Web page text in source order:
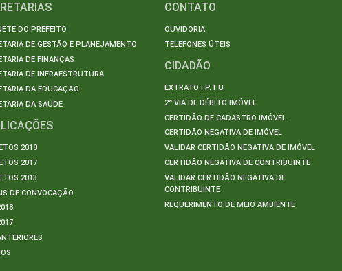
DO PREFEITO
DE GESTÃO E PLANEJAMENTO
DE FINANÇAS
DE INFRAESTRUTURA
DA EDUCAÇÃO
DA SAÚDE
2018
2017
2013
DE CONVOCAÇÃO
CONTATO
OUVIDORIA
TELEFONES ÚTEIS
CIDADÃO
EXTRATO I.P.T.U
2ª VIA DE DÉBITO IMÓVEL
CERTIDÃO DE CADASTRO IMÓVEL
CERTIDÃO NEGATIVA DE IMÓVEL
VALIDAR CERTIDÃO NEGATIVA DE IMÓVEL
CERTIDÃO NEGATIVA DE CONTRIBUINTE
VALIDAR CERTIDÃO NEGATIVA DE
CONTRIBUINTE
REQUERIMENTO DE MEIO AMBIENTE